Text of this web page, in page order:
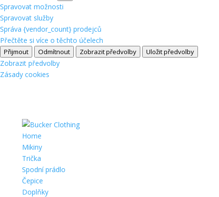
Spravovat možnosti
Spravovat služby
Správa {vendor_count} prodejců
Přečtěte si více o těchto účelech
Přijmout Odmítnout Zobrazit předvolby Uložit předvolby
Zobrazit předvolby
Zásady cookies
Home
Mikiny
Trička
Spodní prádlo
Čepice
Doplňky